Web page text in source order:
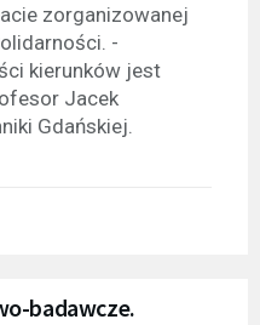
zorganizowanej
-
kierunków jest
Jacek
Gdańskiej.
badawcze.